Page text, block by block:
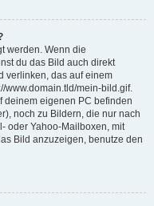
werden. Wenn die
du das Bild auch direkt
verlinken, das auf einem
www.domain.tld/mein-bild.gif.
deinem eigenen PC befinden
noch zu Bildern, die nur nach
oder Yahoo-Mailboxen, mit
Bild anzuzeigen, benutze den